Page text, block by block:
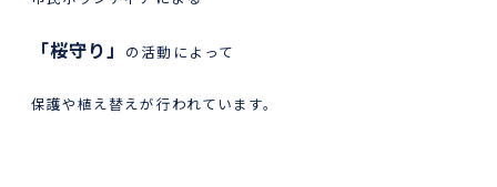
「桜守り」 の活動によって
保護や植え替えが行われています。